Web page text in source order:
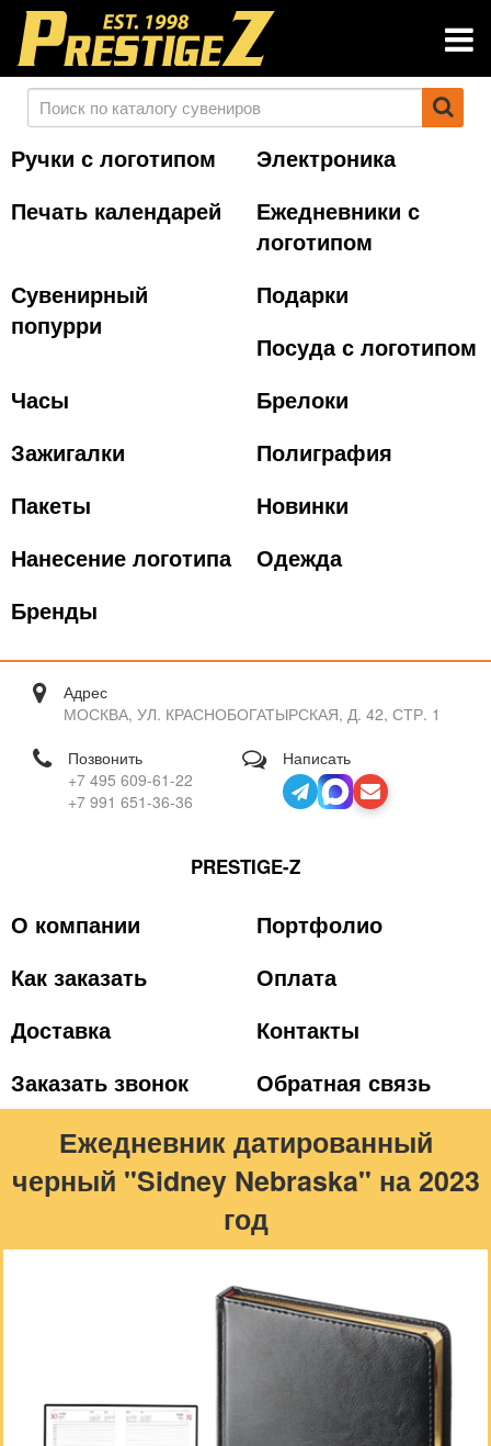
Ручки с логотипом
Электроника
Печать календарей
Ежедневники с
логотипом
Сувенирный
попурри
Подарки
Посуда с логотипом
Часы
Брелоки
Зажигалки
Полиграфия
Пакеты
Новинки
Нанесение логотипа
Одежда
Бренды
Адрес
МОСКВА, УЛ. КРАСНОБОГАТЫРСКАЯ, Д. 42, СТР. 1
Позвонить
+7 495 609-61-22
+7 991 651-36-36
Написать
PRESTIGE-Z
О компании
Портфолио
Как заказать
Оплата
Доставка
Контакты
Заказать звонок
Обратная связь
Ежедневник датированный
черный "Sidney Nebraska" на 2023
год